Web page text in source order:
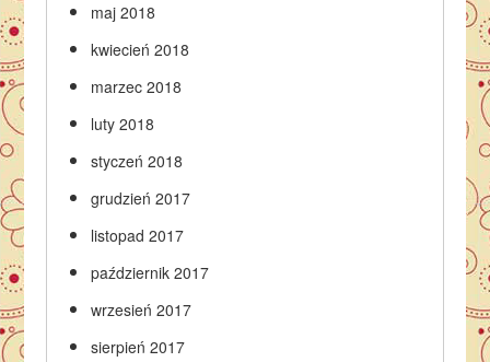
maj 2018
kwiecień 2018
marzec 2018
luty 2018
styczeń 2018
grudzień 2017
listopad 2017
październik 2017
wrzesień 2017
sierpień 2017